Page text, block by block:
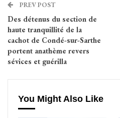
PREV POST
Des détenus du section de
haute tranquillité de la
cachot de Condé-sur-Sarthe
portent anathème revers
sévices et guérilla
You Might Also Like